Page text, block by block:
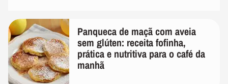
Panqueca de maçã com aveia
sem glúten: receita fofinha,
prática e nutritiva para o café da
manhã